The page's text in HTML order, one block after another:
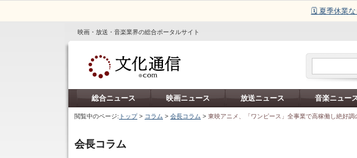
🗓️ 夏季休業
映画・放送・音楽業界の総合ポータルサイト
総合ニュース 映画ニュース 放送ニュース 音楽ニュー
閲覧中のページ: トップ> コラム > 会長コラム > 東映アニメ、「ワンピース」全事業で高稼働し絶好調
会長コラム